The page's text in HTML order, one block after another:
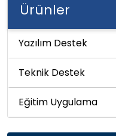
Ürünler
Yazılım Destek
Teknik Destek
Eğitim Uygulama